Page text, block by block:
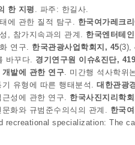
한 지평 . 파주: 한길사.
에 관한 질적 탐구. 한국여가레크
, 참가지속과의 관계. 한국엔터테
연구. 한국관광사업학회지, 45(3),
바꾸다. 경기연구원 이슈&진단, 419
발에 관한 연구. 미간행 석사학위
유형에 따른 행태분석. 대한관광
성에 관한 연구. 한국사진지리학
화와 규범준수의식의 관계. 한국
recreational specialization: The